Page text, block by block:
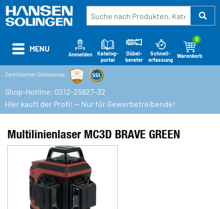
Warenkorb
0
Schnell-
erfassung
Dübel-
berater
Katalog-
portal
Anmelden
Zertifizierter Onlineshop
Shop-Hotline: 0212-25827-32
Hier kauft der Profi! — Nur für Gewerbetreibende!
MENU
Multilinienlaser MC3D BRAVE GREEN